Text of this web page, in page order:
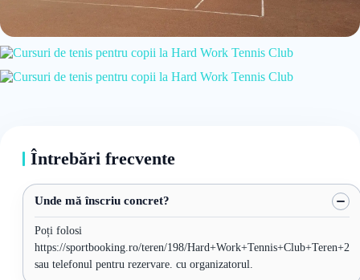
Întrebări frecvente
Unde mă înscriu concret?
Poți folosi
https://sportbooking.ro/teren/198/Hard+Work+Tennis+Club+Teren+2
sau telefonul pentru rezervare. cu organizatorul.